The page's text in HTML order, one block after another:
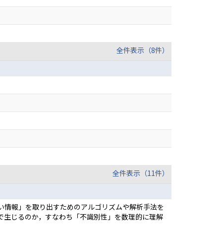
全件表示（8件）
全件表示（11件）
報」を取り出すためのアルゴリズムや解析手法を
じるのか，すなわち「不識別性」を数理的に理解